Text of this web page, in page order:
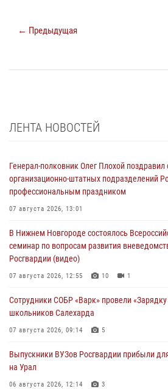
← Предыдущая
ЛЕНТА НОВОСТЕЙ
Генерал-полковник Олег Плохой поздравил
организационно-штатных подразделений
профессиональным праздником
07 августа 2026, 13:01
В Нижнем Новгороде состоялось
семинар по вопросам развития
Росгвардии (видео)
07 августа 2026, 12:55 10 1
Сотрудники СОБР «Варк» провели
школьников Салехарда
07 августа 2026, 09:14 5
Выпускники ВУЗов Росгвардии прибыли
на Урал
06 августа 2026, 12:14 3